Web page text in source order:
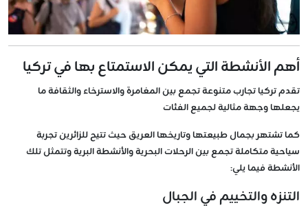
أهم الأنشطة التي يمكن الاستمتاع بها في تركيا
تقدم تركيا تجارب متنوعة تجمع بين المغامرة والاسترخاء والثقافة ما
يجعلها وجهة مثالية لجميع الفئات
كما تشتهر بجمال طبيعتها وتاريخها العريق حيث تتيح للزائرين تجربة
سياحية متكاملة تجمع بين الرحلات البحرية والأنشطة البرية وتتمثل تلك
الأنشطة فيما يلي:
التنزه والتخييم في الجبال